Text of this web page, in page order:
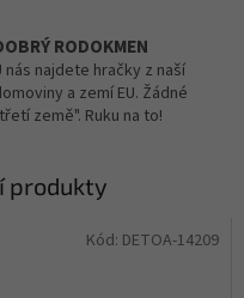
RODOKMEN
nás najdete hračky z naší
a zemí EU. Žádné
země". Ruku na to!
produkty
Kód: DETOA-14209